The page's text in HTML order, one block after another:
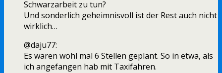
Schwarzarbeit zu tun?
Und sonderlich geheimnisvoll ist der Rest auch nicht
wirklich…
@daju77:
Es waren wohl mal 6 Stellen geplant. So in etwa, als
ich angefangen hab mit Taxifahren.